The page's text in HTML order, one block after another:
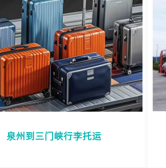
泉州到三门峡行李托运